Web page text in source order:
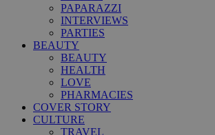
PAPARAZZI
INTERVIEWS
PARTIES
BEAUTY
BEAUTY
HEALTH
LOVE
PHARMACIES
COVER STORY
CULTURE
TRAVEL